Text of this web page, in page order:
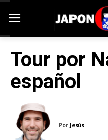
Tour por
español
Por Jesús